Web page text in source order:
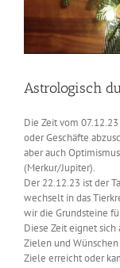
Astrologisch
Die Zeit vom
oder Geschäfte
aber auch
(Merkur/Jupiter).
Der 22.12.23 ist der
wechselt in das
wir die Grundsteine
Diese Zeit eignet
Zielen und
Ziele erreicht oder